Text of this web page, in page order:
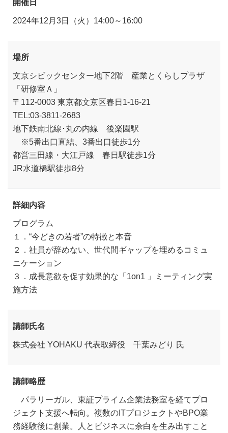
開催日
2024年12月3日（火）14:00～16:00
場所
文京シビックセンター地下2階 産業とくらしプラザ
「研修室Ａ」
〒112-0003 東京都文京区春日1-16-21
TEL:03-3811-2683
地下鉄南北線･丸の内線 後楽園駅
※5番出口直結、3番出口徒歩1分
都営三田線・大江戸線 春日駅徒歩1分
JR水道橋駅徒歩8分
詳細内容
プログラム
１．“今どきの若者”の特徴と本音
２．社員が辞めない、世代間ギャップを埋めるコミュ
ニケーション
３．成長意欲を促す効果的な「1on1 」ミーティング実
施方法
講師氏名
株式会社 YOHAKU 代表取締役 千葉みどり 氏
講師略歴
パラリーガル、東証プライム企業法務室を経てプロ
ジェクト支援へ転向。複数のITプロジェクトやBPO業
務経験後に創業。人とビジネスに余白を生み出すこと